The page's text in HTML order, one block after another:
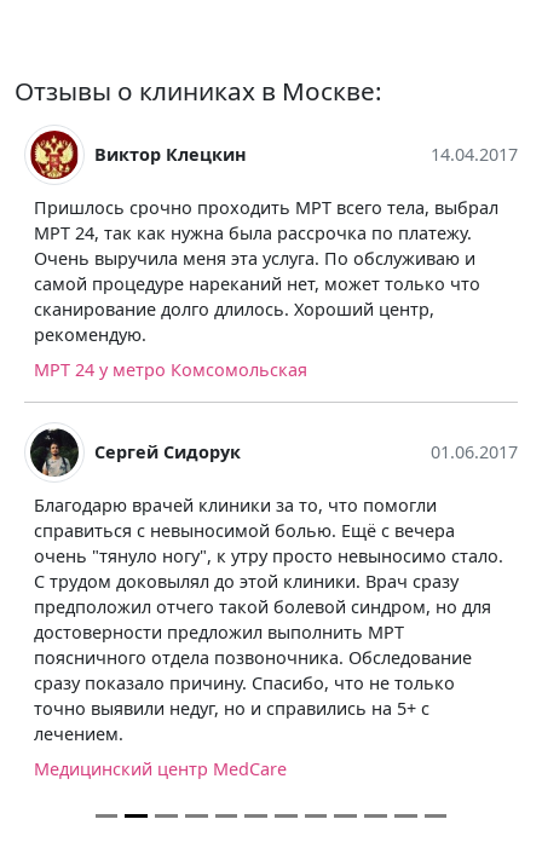
Отзывы о клиниках в Москве:
Виктор Клецкин 14.04.2017
Пришлось срочно проходить МРТ всего тела, выбрал
МРТ 24, так как нужна была рассрочка по платежу.
Очень выручила меня эта услуга. По обслуживаю и
самой процедуре нареканий нет, может только что
сканирование долго длилось. Хороший центр,
рекомендую.
МРТ 24 у метро Комсомольская
Сергей Сидорук 01.06.2017
Благодарю врачей клиники за то, что помогли
справиться с невыносимой болью. Ещё с вечера
очень "тянуло ногу", к утру просто невыносимо стало.
С трудом доковылял до этой клиники. Врач сразу
предположил отчего такой болевой синдром, но для
достоверности предложил выполнить МРТ
поясничного отдела позвоночника. Обследование
сразу показало причину. Спасибо, что не только
точно выявили недуг, но и справились на 5+ с
лечением.
Медицинский центр MedCare